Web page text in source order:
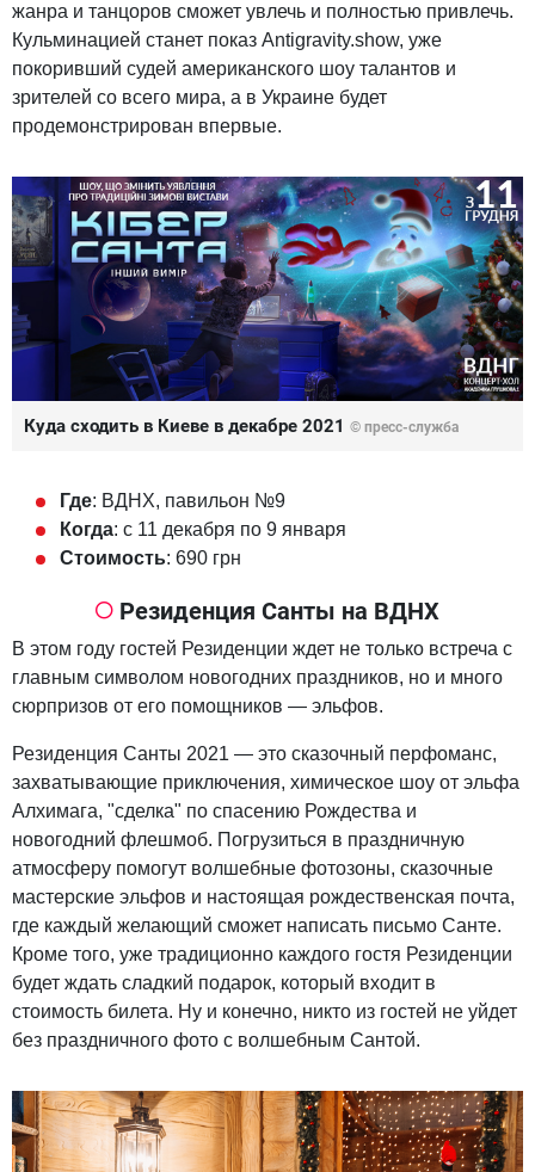
жанра и танцоров сможет увлечь и полностью привлечь.
Кульминацией станет показ Antigravity.show, уже
покоривший судей американского шоу талантов и
зрителей со всего мира, а в Украине будет
продемонстрирован впервые.
Куда сходить в Киеве в декабре 2021 © пресс-служба
Где: ВДНХ, павильон №9
Когда: с 11 декабря по 9 января
Стоимость: 690 грн
Резиденция Санты на ВДНХ
В этом году гостей Резиденции ждет не только встреча с
главным символом новогодних праздников, но и много
сюрпризов от его помощников — эльфов.
Резиденция Санты 2021 — это сказочный перфоманс,
захватывающие приключения, химическое шоу от эльфа
Алхимага, "сделка" по спасению Рождества и
новогодний флешмоб. Погрузиться в праздничную
атмосферу помогут волшебные фотозоны, сказочные
мастерские эльфов и настоящая рождественская почта,
где каждый желающий сможет написать письмо Санте.
Кроме того, уже традиционно каждого гостя Резиденции
будет ждать сладкий подарок, который входит в
стоимость билета. Ну и конечно, никто из гостей не уйдет
без праздничного фото с волшебным Сантой.